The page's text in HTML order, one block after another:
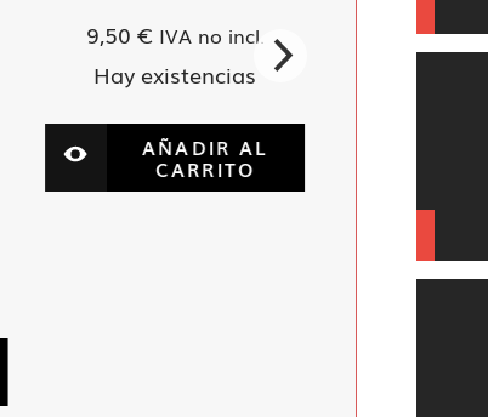
9,50 € IVA no incl.
Hay existencias
AÑADIR AL
CARRITO